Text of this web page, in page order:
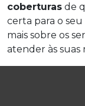
coberturas de
certa para o
mais sobre os
atender às suas